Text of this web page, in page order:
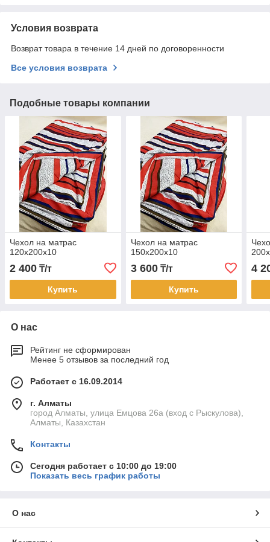
Условия возврата
Возврат товара в течение 14 дней по договоренности
Все условия возврата
Подобные товары компании
Чехол на матрас
120х200х10
2 400 ₸/т
Купить
Чехол на матрас
150х200х10
3 600₸/т
Купить
4
О нас
Рейтинг не сформирован
Менее 5 отзывов за последний год
Работает с 16.09.2014
г. Алматы
город Алматы, улица Емцова 26а (вход с Рыскулова),
Алматы, Казахстан
Контакты
Сегодня работает с 10:00 до 19:00
Показать весь график работы
О нас